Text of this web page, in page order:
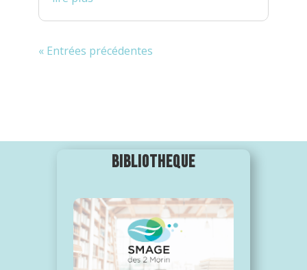
« Entrées précédentes
BIBLIOTHEQUE